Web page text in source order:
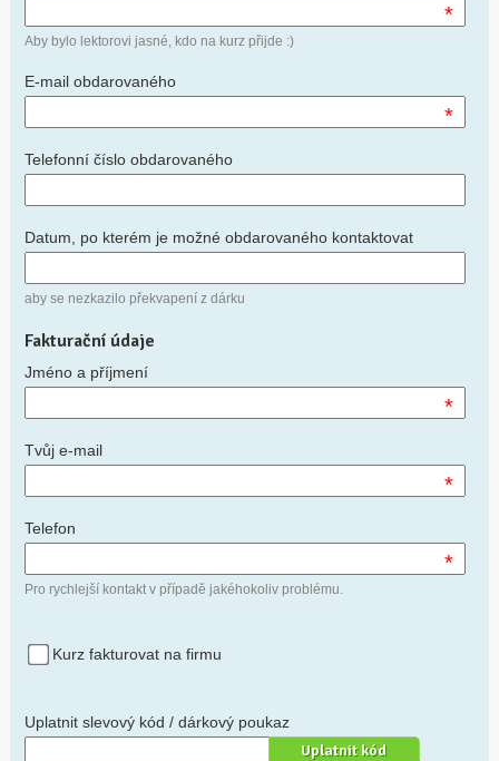
*
Aby bylo lektorovi jasné, kdo na kurz přijde :)
E-mail obdarovaného
*
Telefonní číslo obdarovaného
Datum, po kterém je možné obdarovaného kontaktovat
aby se nezkazilo překvapení z dárku
Fakturační údaje
Jméno a příjmení
*
Tvůj e-mail
*
Telefon
*
Pro rychlejší kontakt v případě jakéhokoliv problému.
Kurz fakturovat na firmu
Uplatnit slevový kód / dárkový poukaz